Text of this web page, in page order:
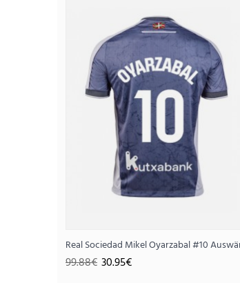
Real Sociedad Mikel Oyarzabal #10
99.88€ 30.95€